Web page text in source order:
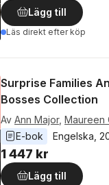
Lägg till
Läs direkt efter köp
Surprise Families
Bosses Collection
Av Ann Major, Maureen
E-bok
Engelska
1 447 kr
Lägg till